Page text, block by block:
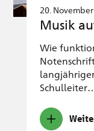
20.
Musik
Wie